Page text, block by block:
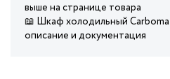
выше на странице товара
📖 Шкаф холодильный Carboma
описание и документация